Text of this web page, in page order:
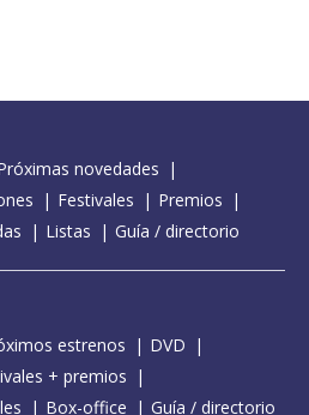
novedades
Festivales
Premios
Listas Guía / directorio
estrenos
DVD
+ premios
Box-office Guía / directorio